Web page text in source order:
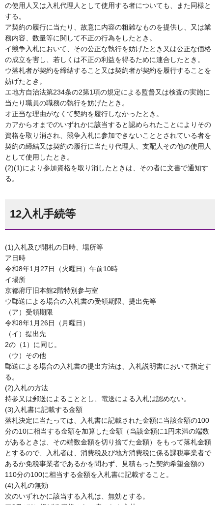
の使用人又は入札代理人として使用する者についても、また同様と
する。
ア契約の履行に当たり、故意に内容の粗雑なものを提供し、又は業
務内容、数量等に関して不正の行為をしたとき。
イ競争入札において、その公正な執行を妨げたとき又は公正な価格
の成立を害し、若しくは不正の利益を得るために連合したとき。
ウ落札者が契約を締結すること又は契約者が契約を履行することを
妨げたとき。
エ地方自治法第234条の2第1項の規定による監督又は検査の実施に
当たり職員の職務の執行を妨げたとき。
オ正当な理由がなくて契約を履行しなかったとき。
カアからオまでのいずれかに該当すると認められたことによりその
資格を取り消され、競争入札に参加できないこととされている者を
契約の締結又は契約の履行に当たり代理人、支配人その他の使用人
として使用したとき。
(2)(1)により参加資格を取り消したときは、その者に文書で通知す
る。
12入札手続等
(1)入札及び開札の日時、場所等
ア日時
令和8年1月27日（火曜日）午前10時
イ場所
京都府庁旧本館2階特別参与室
ウ郵送による場合の入札書の受領期限、提出先等
（ア）受領期限
令和8年1月26日（月曜日）
（イ）提出先
2の（1）に同じ。
（ウ）その他
郵送による場合の入札書の提出方法は、入札説明書において指定す
る。
(2)入札の方法
持参又は郵送によることとし、電送による入札は認めない。
(3)入札書に記載する金額
落札決定に当たっては、入札書に記載された金額に当該金額の100
分の10に相当する金額を加算した金額（当該金額に1円未満の端数
があるときは、その端数金額を切り捨てた金額）をもって落札金額
とするので、入札者は、消費税及び地方消費税に係る課税事業者で
あるか免税事業者であるかを問わず、見積もった契約希望金額の
110分の100に相当する金額を入札書に記載すること。
(4)入札の無効
次のいずれかに該当する入札は、無効とする。